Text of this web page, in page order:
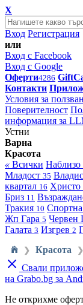
X
Вход Регистрация
или
Вход с Facebook
Вход с Google
Оферти4286
Контакти
Условия за
Поверителност
информация за
Устни
Варна
Красота
« Всички Наблизо
Младост 35
квартал 16 Христо
Бриз 11
Тракия 10 Спортна
Жп Гара 5 Червен
Галата 3 Изгрев 2
❯ Красота ❯
Свали
на Grabo.bg за
Не открихме